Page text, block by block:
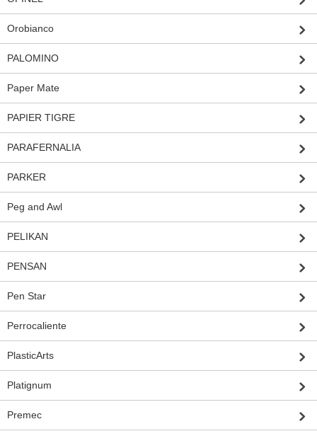
Orobianco
PALOMINO
Paper Mate
PAPIER TIGRE
PARAFERNALIA
PARKER
Peg and Awl
PELIKAN
PENSAN
Pen Star
Perrocaliente
PlasticArts
Platignum
Premec